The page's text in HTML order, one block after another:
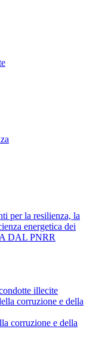
per la resilienza, la
energetica dei
DAL PNRR
illecite
corruzione e della
corruzione e della